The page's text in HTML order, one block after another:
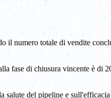
il numero totale di vendite
fase di chiusura vincente è di
del pipeline e sull'efficacia